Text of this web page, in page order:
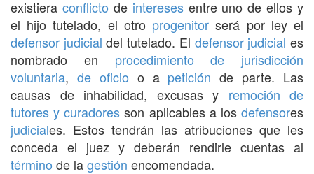
existiera conflicto de interesesentre uno de ellos y
el hijo tutelado, el otro progenitor será por ley el
defensor judicial del tutelado. El defensor judicial es
nombrado en procedimiento de jurisdicción
voluntaria, de oficio o a petición de parte. Las
causas de inhabilidad, excusas y remoción de
tutores y curadores son aplicables a losdefensores
judiciales. Estos tendrán las atribuciones que les
conceda el juez y deberán rendirle cuentas al
término de lagestión encomendada.